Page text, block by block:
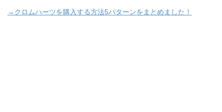
→クロムハーツを購入する方法5パターンをまとめました！